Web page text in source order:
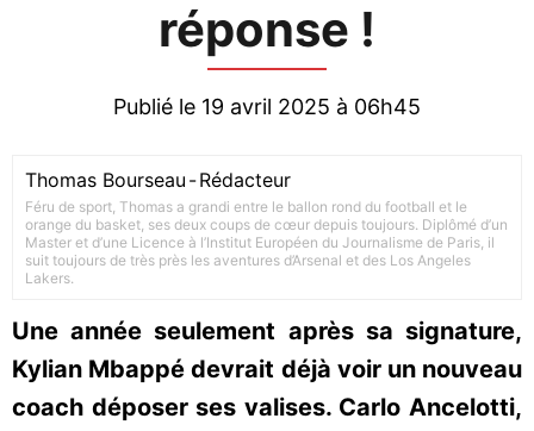
réponse !
Publié le 19 avril 2025 à 06h45
Thomas Bourseau -Rédacteur
Féru de sport, Thomas a grandi entre le ballon rond du football et le
orange du basket, ses deux coups de cœur depuis toujours. Diplômé d’un
Master et d’une Licence à l’Institut Européen du Journalisme de Paris, il
suit toujours de très près les aventures d’Arsenal et des Los Angeles
Lakers.
Une année seulement après sa signature,
Kylian Mbappé devrait déjà voir un nouveau
coach déposer ses valises. Carlo Ancelotti,